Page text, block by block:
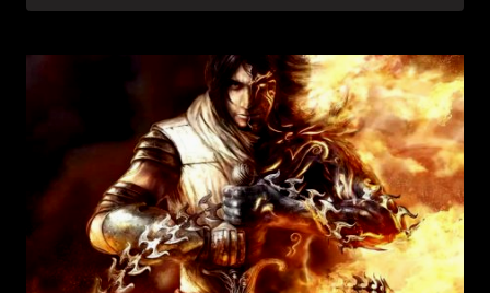
HEDGEHOG
GRATIS
ALTRI
SCONTI
SEGA